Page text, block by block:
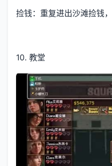
捡钱：重复进出沙滩捡钱
10. 教堂